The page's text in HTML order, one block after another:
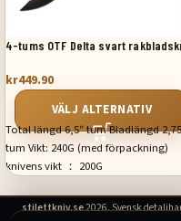
4-tums OTF Delta svart
kr449.90
VÄLJ ALTERNATIV
Total längd 6,5″ tum Bladlängd
tum Vikt: 240G (med förpackning)
knivens vikt ： 200G
stilettkniv.se2026. Svensk